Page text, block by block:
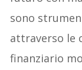
sono
attraverso le
finanziario